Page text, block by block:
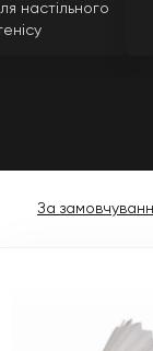
настільного
За